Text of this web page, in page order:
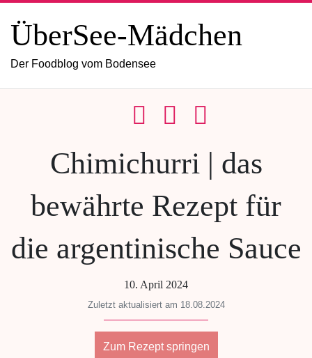
ÜberSee-Mädchen
Der Foodblog vom Bodensee
Chimichurri | das
bewährte Rezept für
die argentinische Sauce
10. April 2024
Zuletzt aktualisiert am 18.08.2024
Zum Rezept springen